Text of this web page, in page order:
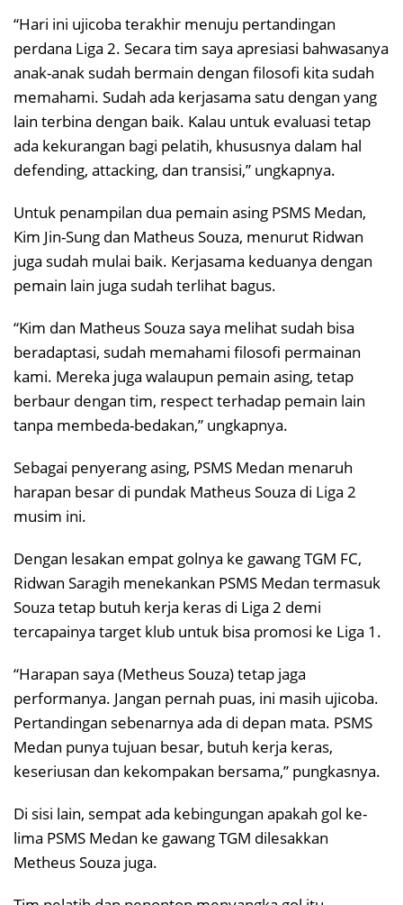
“Hari ini ujicoba terakhir menuju pertandingan
perdana Liga 2. Secara tim saya apresiasi bahwasanya
anak-anak sudah bermain dengan filosofi kita sudah
memahami. Sudah ada kerjasama satu dengan yang
lain terbina dengan baik. Kalau untuk evaluasi tetap
ada kekurangan bagi pelatih, khususnya dalam hal
defending, attacking, dan transisi,” ungkapnya.
Untuk penampilan dua pemain asing PSMS Medan,
Kim Jin-Sung dan Matheus Souza, menurut Ridwan
juga sudah mulai baik. Kerjasama keduanya dengan
pemain lain juga sudah terlihat bagus.
“Kim dan Matheus Souza saya melihat sudah bisa
beradaptasi, sudah memahami filosofi permainan
kami. Mereka juga walaupun pemain asing, tetap
berbaur dengan tim, respect terhadap pemain lain
tanpa membeda-bedakan,” ungkapnya.
Sebagai penyerang asing, PSMS Medan menaruh
harapan besar di pundak Matheus Souza di Liga 2
musim ini.
Dengan lesakan empat golnya ke gawang TGM FC,
Ridwan Saragih menekankan PSMS Medan termasuk
Souza tetap butuh kerja keras di Liga 2 demi
tercapainya target klub untuk bisa promosi ke Liga 1.
“Harapan saya (Metheus Souza) tetap jaga
performanya. Jangan pernah puas, ini masih ujicoba.
Pertandingan sebenarnya ada di depan mata. PSMS
Medan punya tujuan besar, butuh kerja keras,
keseriusan dan kekompakan bersama,” pungkasnya.
Di sisi lain, sempat ada kebingungan apakah gol ke-
lima PSMS Medan ke gawang TGM dilesakkan
Metheus Souza juga.